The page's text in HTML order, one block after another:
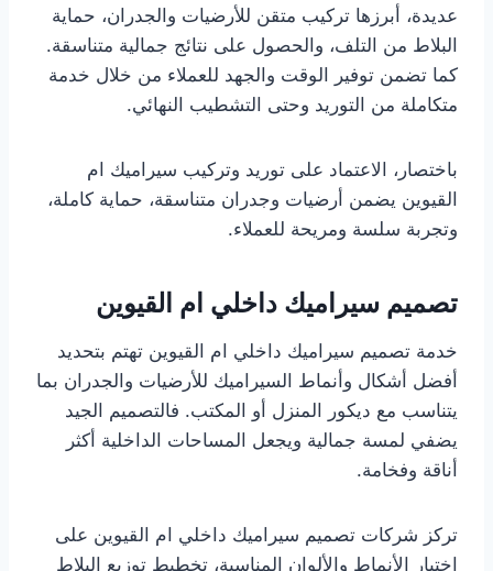
عديدة، أبرزها تركيب متقن للأرضيات والجدران، حماية
البلاط من التلف، والحصول على نتائج جمالية متناسقة.
كما تضمن توفير الوقت والجهد للعملاء من خلال خدمة
متكاملة من التوريد وحتى التشطيب النهائي.
باختصار، الاعتماد على توريد وتركيب سيراميك ام
القيوين يضمن أرضيات وجدران متناسقة، حماية كاملة،
وتجربة سلسة ومريحة للعملاء.
تصميم سيراميك داخلي ام القيوين
خدمة تصميم سيراميك داخلي ام القيوين تهتم بتحديد
أفضل أشكال وأنماط السيراميك للأرضيات والجدران بما
يتناسب مع ديكور المنزل أو المكتب. فالتصميم الجيد
يضفي لمسة جمالية ويجعل المساحات الداخلية أكثر
أناقة وفخامة.
تركز شركات تصميم سيراميك داخلي ام القيوين على
اختيار الأنماط والألوان المناسبة، تخطيط توزيع البلاط